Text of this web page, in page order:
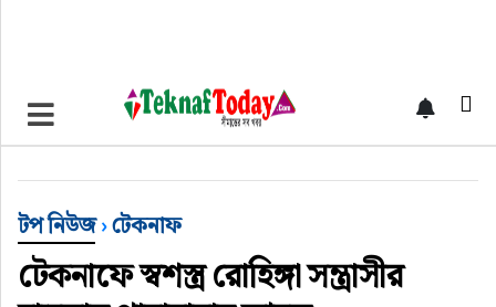
খেলাধুলা
বিনোদন
অর্থ-বানিজ্য
টপ নিউজ›টেকনাফ
টেকনাফে স্বশস্ত্র রোহিঙ্গা সন্ত্রাসীর